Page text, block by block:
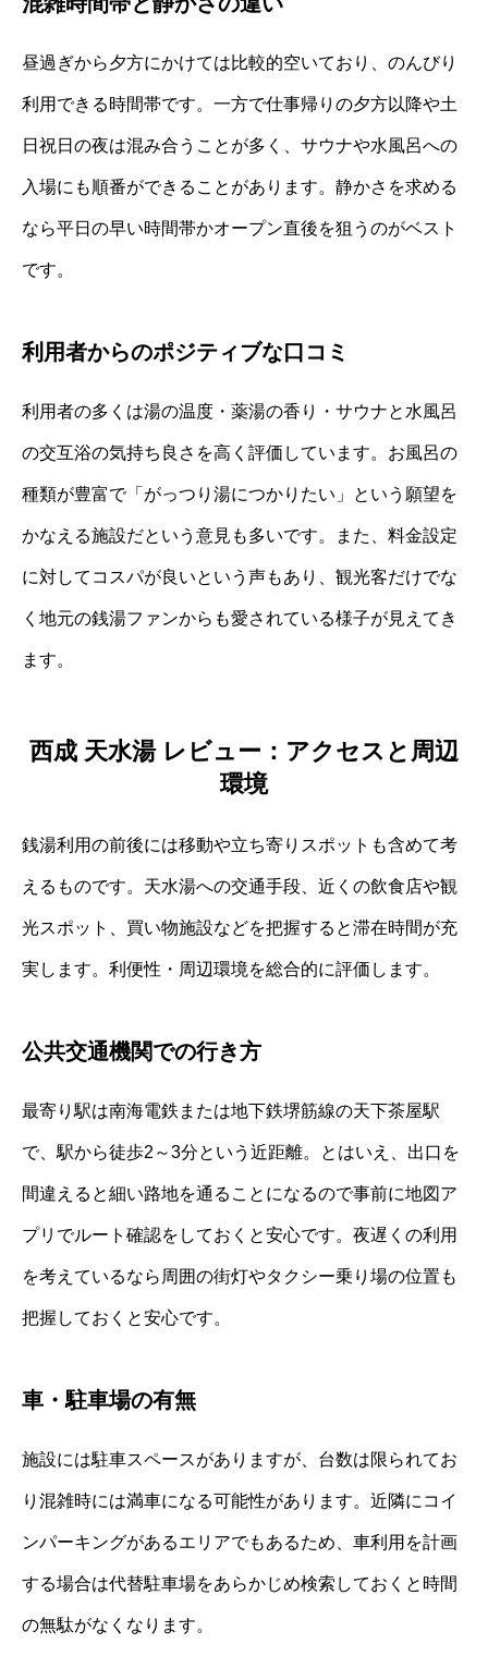
昼過ぎから夕方にかけては比較的空いており、のんびり
利用できる時間帯です。一方で仕事帰りの夕方以降や土
日祝日の夜は混み合うことが多く、サウナや水風呂への
入場にも順番ができることがあります。静かさを求める
なら平日の早い時間帯かオープン直後を狙うのがベスト
です。
利用者からのポジティブな口コミ
利用者の多くは湯の温度・薬湯の香り・サウナと水風呂
の交互浴の気持ち良さを高く評価しています。お風呂の
種類が豊富で「がっつり湯につかりたい」という願望を
かなえる施設だという意見も多いです。また、料金設定
に対してコスパが良いという声もあり、観光客だけでな
く地元の銭湯ファンからも愛されている様子が見えてき
ます。
西成 天水湯 レビュー：アクセスと周辺
環境
銭湯利用の前後には移動や立ち寄りスポットも含めて考
えるものです。天水湯への交通手段、近くの飲食店や観
光スポット、買い物施設などを把握すると滞在時間が充
実します。利便性・周辺環境を総合的に評価します。
公共交通機関での行き方
最寄り駅は南海電鉄または地下鉄堺筋線の天下茶屋駅
で、駅から徒歩2～3分という近距離。とはいえ、出口を
間違えると細い路地を通ることになるので事前に地図ア
プリでルート確認をしておくと安心です。夜遅くの利用
を考えているなら周囲の街灯やタクシー乗り場の位置も
把握しておくと安心です。
車・駐車場の有無
施設には駐車スペースがありますが、台数は限られてお
り混雑時には満車になる可能性があります。近隣にコイ
ンパーキングがあるエリアでもあるため、車利用を計画
する場合は代替駐車場をあらかじめ検索しておくと時間
の無駄がなくなります。